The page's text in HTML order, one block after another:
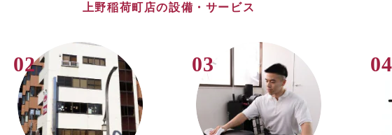
上野稲荷町店の設備・サービス